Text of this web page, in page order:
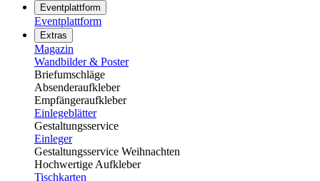
Eventplattform
Eventplattform
Extras
Magazin
Wandbilder & Poster
Briefumschläge
Absenderaufkleber
Empfängeraufkleber
Einlegeblätter
Gestaltungsservice
Einleger
Gestaltungsservice Weihnachten
Hochwertige Aufkleber
Tischkarten